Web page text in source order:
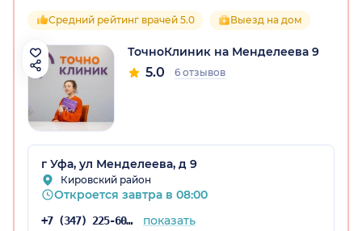
Средний рейтинг врачей 5.0 Выезд на дом
ТочноКлиник на Менделеева 9
5.0 6 отзывов
г Уфа, ул Менделеева, д 9
Кировский район
Откроется завтра в 08:00
+7 (347) 225-60-84 показать